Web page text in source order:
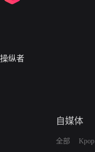
操纵者
自媒体
全部
Kpop